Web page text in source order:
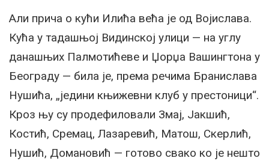
Али прича о кући Илића већа је од Војислава.
Кућа у тадашњој Видинској улици — на углу
данашњих Палмотићеве и Џорџа Вашингтона у
Београду — била је, према речима Бранислава
Нушића, „једини књижевни клуб у престоници“.
Кроз њу су продефиловали Змај, Јакшић,
Костић, Сремац, Лазаревић, Матош, Скерлић,
Нушић, Домановић — готово свако ко је нешто